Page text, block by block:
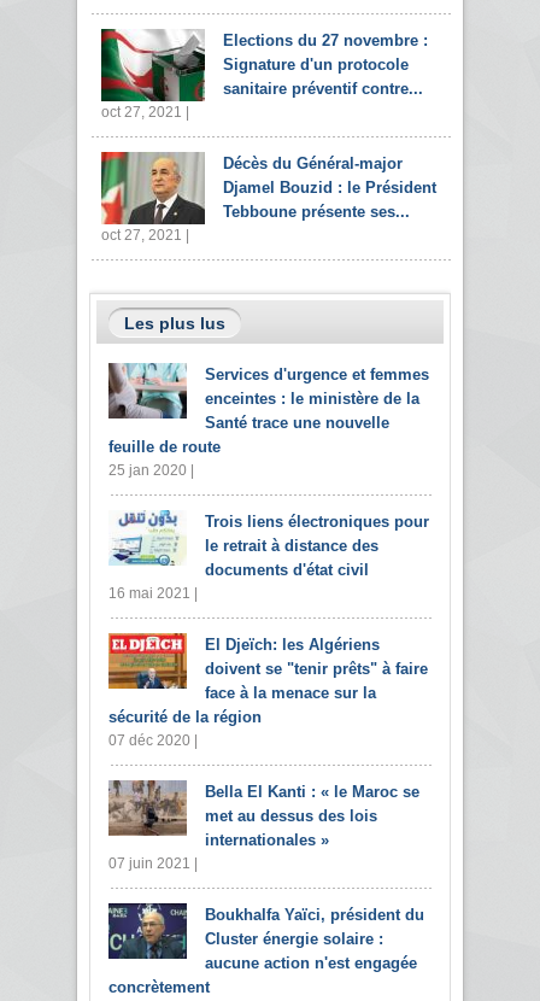
Elections du 27 novembre :
Signature d'un protocole
sanitaire préventif contre...
oct 27, 2021 |
Décès du Général-major
Djamel Bouzid : le Président
Tebboune présente ses...
oct 27, 2021 |
Les plus lus
Services d'urgence et femmes
enceintes : le ministère de la
Santé trace une nouvelle
feuille de route
25 jan 2020 |
Trois liens électroniques pour
le retrait à distance des
documents d'état civil
16 mai 2021 |
El Djeïch: les Algériens
doivent se "tenir prêts" à faire
face à la menace sur la
sécurité de la région
07 déc 2020 |
Bella El Kanti : « le Maroc se
met au dessus des lois
internationales »
07 juin 2021 |
Boukhalfa Yaïci, président du
Cluster énergie solaire :
aucune action n'est engagée
concrètement